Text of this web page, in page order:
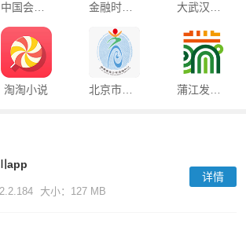
中国会计报手机客户端 金融时报中文版
淘淘小说 北京市海淀区四季青青少年活动中心软件
app
大小：127 MB
详情